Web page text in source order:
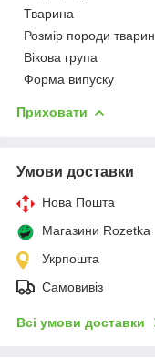
Тварина
Розмір породи тварин
Вікова група
Форма випуску
Приховати
Умови доставки
Нова Пошта
Магазини Rozetka
Укрпошта
Самовивіз
Всі умови доставки